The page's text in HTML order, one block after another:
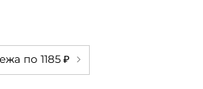
по 1185 ₽